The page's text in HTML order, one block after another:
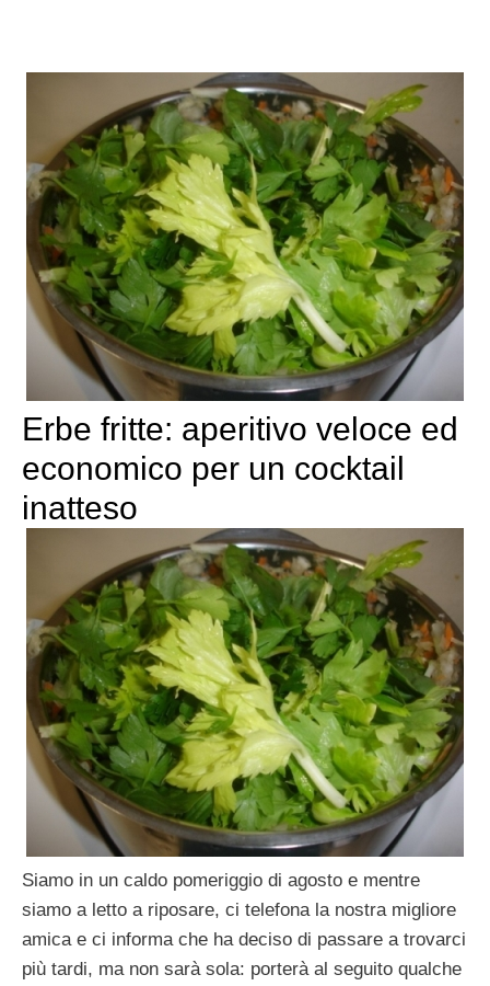
Erbe fritte: aperitivo veloce ed
economico per un cocktail
inatteso
Siamo in un caldo pomeriggio di agosto e mentre
siamo a letto a riposare, ci telefona la nostra migliore
amica e ci informa che ha deciso di passare a trovarci
più tardi, ma non sarà sola: porterà al seguito qualche